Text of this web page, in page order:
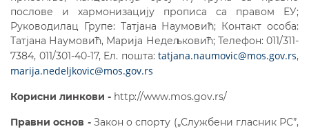
послове и хармонизацију прописа са правом ЕУ;
Руководилац Групе: Татјана Наумовић; Контакт особа:
Татјана Наумовић, Марија Недељковић; Телефон: 011/311-
7384, 011/301-40-17, Eл. пошта: tatjana.naumovic@mos.gov.rs,
marija.nedeljkovic@mos.gov.rs
Корисни линкови - http://www.mos.gov.rs/
Правни основ - Закон о спорту („Службени гласник РС”,